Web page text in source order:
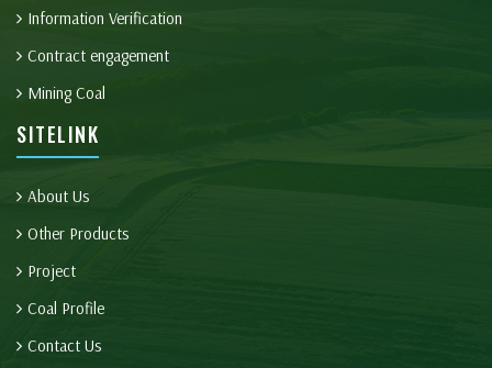
Information Verification
Contract engagement
Mining Coal
SITELINK
About Us
Other Products
Project
Coal Profile
Contact Us